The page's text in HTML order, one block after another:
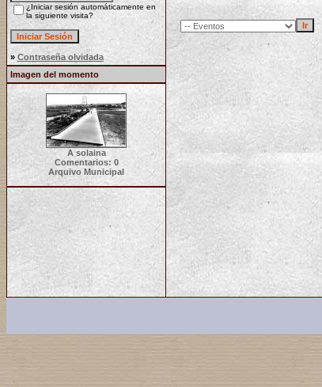
¿Iniciar sesión automáticamente en
la siguiente visita?
» Contraseña olvidada
Imagen del momento
A solaina
Comentarios: 0
Arquivo Municipal